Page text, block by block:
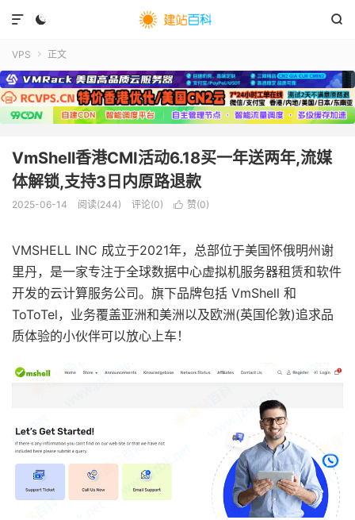
 

VPS  正文
VmShell香港CMI活动6.18买一年送两年,流媒
体解锁,支持3日内原路退款
2025-06-14 阅读(244) 评论(0)  赞(0)
VMSHELL INC 成立于2021年，总部位于美国怀俄明州谢
里丹，是一家专注于全球数据中心虚拟机服务器租赁和软件
开发的云计算服务公司。旗下品牌包括 VmShell 和
ToToTel，业务覆盖亚洲和美洲以及欧洲(英国伦敦)追求品
质体验的小伙伴可以放心上车！